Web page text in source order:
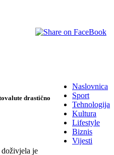
Naslovnica
Sport
Tehnologija
Kultura
Lifestyle
Biznis
Vijesti
drastično
je